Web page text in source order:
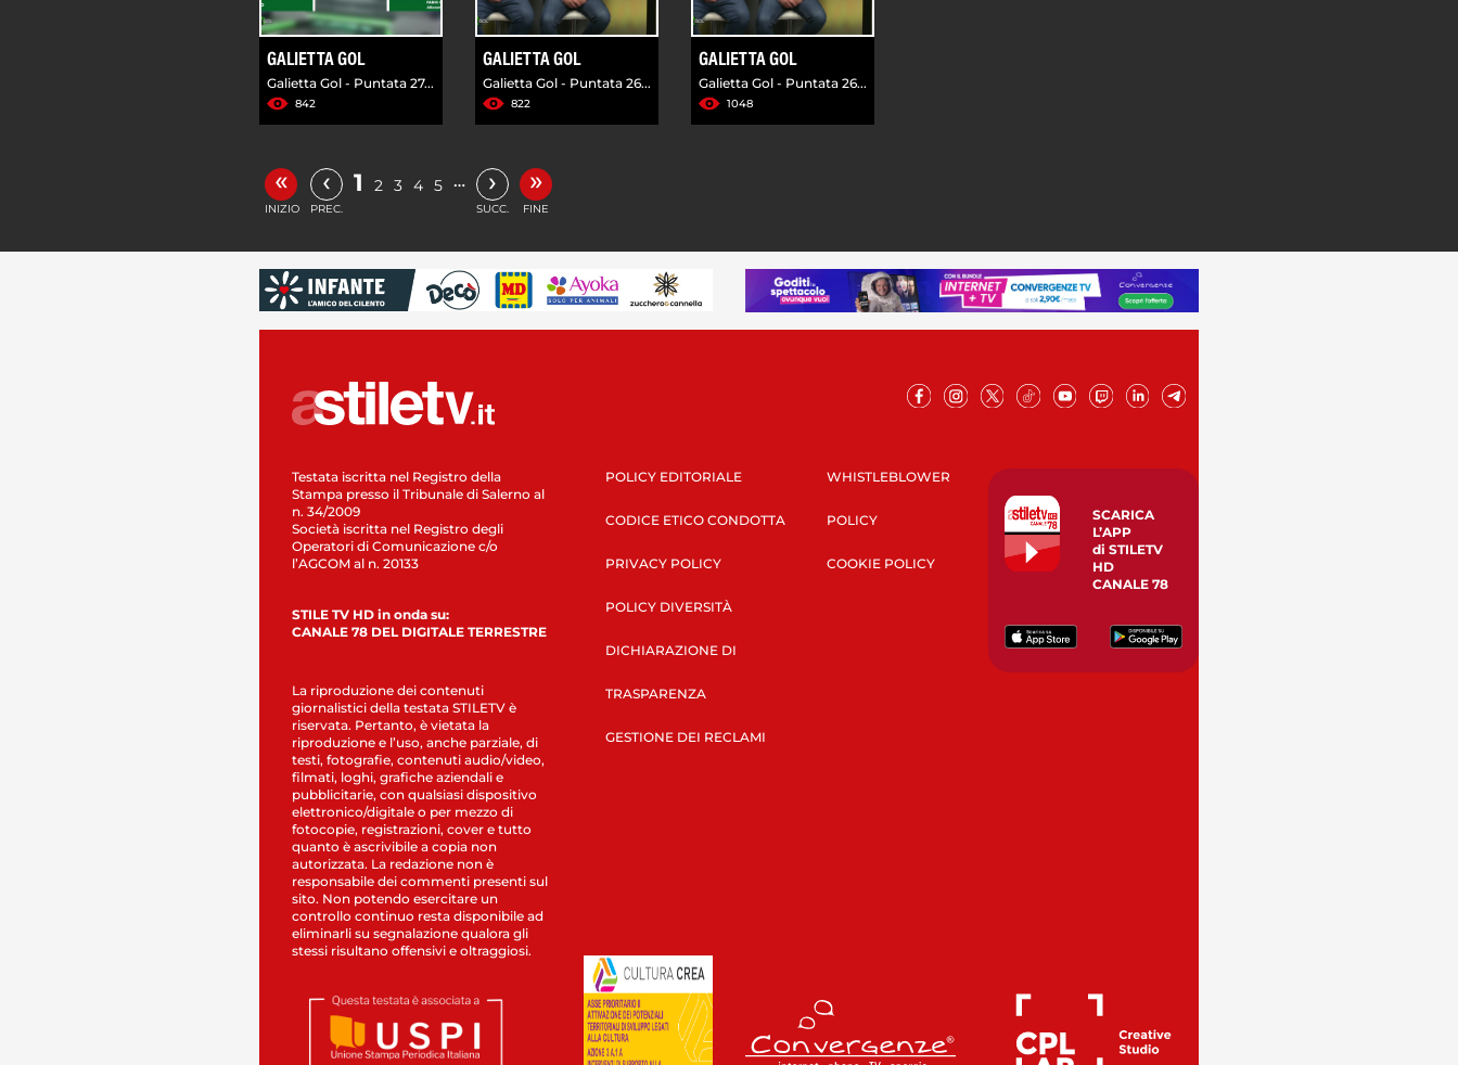
GALIETTA GOL
Galietta Gol - Puntata 27...
842
GALIETTA GOL
Galietta Gol - Puntata 26...
822
GALIETTA GOL
Galietta Gol - Puntata 26...
1048
«
INIZIO
‹
PREC.
1 2 3 4 5 … ›
SUCC.
»
FINE
Testata iscritta nel Registro della
Stampa presso il Tribunale di Salerno al
n. 34/2009
Società iscritta nel Registro degli
Operatori di Comunicazione c/o
l’AGCOM al n. 20133
STILE TV HD in onda su:
CANALE 78 DEL DIGITALE TERRESTRE
La riproduzione dei contenuti
giornalistici della testata STILETV è
riservata. Pertanto, è vietata la
riproduzione e l’uso, anche parziale, di
testi, fotografie, contenuti audio/video,
filmati, loghi, grafiche aziendali e
pubblicitarie, con qualsiasi dispositivo
elettronico/digitale o per mezzo di
fotocopie, registrazioni, cover e tutto
quanto è ascrivibile a copia non
autorizzata. La redazione non è
responsabile dei commenti presenti sul
sito. Non potendo esercitare un
controllo continuo resta disponibile ad
eliminarli su segnalazione qualora gli
stessi risultano offensivi e oltraggiosi.
POLICY EDITORIALE
CODICE ETICO CONDOTTA
PRIVACY POLICY
POLICY DIVERSITÀ
DICHIARAZIONE DI
TRASPARENZA
GESTIONE DEI RECLAMI
WHISTLEBLOWER
POLICY
COOKIE POLICY
SCARICA
L’APP
di STILETV
HD
CANALE 78